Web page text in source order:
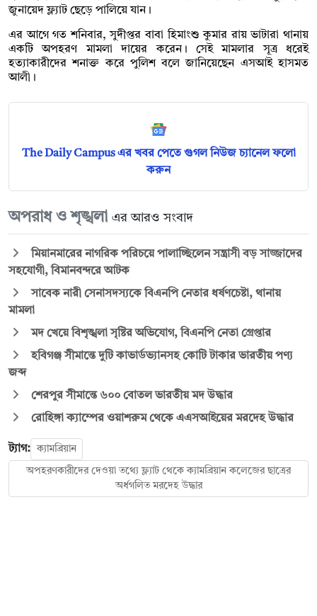
জুনায়েদ ফ্ল্যাট ছেড়ে পালিয়ে যান।
এর আগে গত শনিবার, সুদীপ্তর বাবা হিমাংশু কুমার রায় ভাটারা থানায়
একটি অপহরণ মামলা দায়ের করেন। সেই মামলার সূত্র ধরেই
হত্যাকারীদের শনাক্ত করে পুলিশ বলে জানিয়েছেন এসআই হাসমত
আলী।
The Daily Campus এর খবর পেতে গুগল নিউজ চ্যানেল ফলো
করুন
অপরাধ ও শৃঙ্খলা এর আরও সংবাদ
মিয়ানমারের নাগরিক পরিচয়ে পালাচ্ছিলেন সন্ত্রাসী বড় সাজ্জাদের
সহযোগী, বিমানবন্দরে আটক
সাবেক নারী সেনাসদস্যকে বিএনপি নেতার ধর্ষণচেষ্টা, থানায়
মামলা
মদ খেয়ে বিশৃঙ্খলা সৃষ্টির অভিযোগ, বিএনপি নেতা গ্রেপ্তার
হবিগঞ্জ সীমান্তে দুটি কাভার্ডভ্যানসহ কোটি টাকার ভারতীয় পণ্য
জব্দ
শেরপুর সীমান্তে ৬০০ বোতল ভারতীয় মদ উদ্ধার
রোহিঙ্গা ক্যাম্পের ওয়াশরুম থেকে এএসআইয়ের মরদেহ উদ্ধার
ট্যাগ: ক্যামব্রিয়ান
অপহরণকারীদের দেওয়া তথ্যে ফ্ল্যাট থেকে ক্যামব্রিয়ান কলেজের ছাত্রের
অর্ধগলিত মরদেহ উদ্ধার